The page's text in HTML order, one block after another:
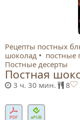
Рецепты постных
шоколад
постные
Постные десерты
Постная
3 ч. 30 мин. 8